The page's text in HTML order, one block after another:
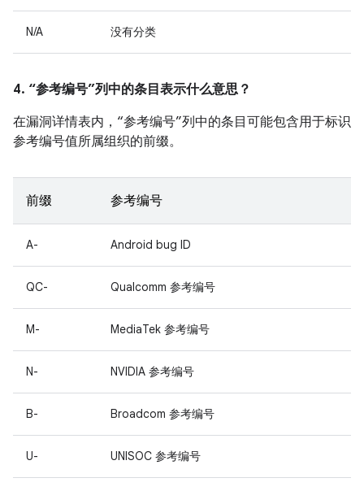
N/A 没有分类
4. “参考编号”列中的条目表示什么意思？
在漏洞详情表内，“参考编号”列中的条目可能包含用于标识
参考编号值所属组织的前缀。
前缀 参考编号
A- Android bug ID
QC- Qualcomm 参考编号
M- MediaTek 参考编号
N- NVIDIA 参考编号
B- Broadcom 参考编号
U- UNISOC 参考编号